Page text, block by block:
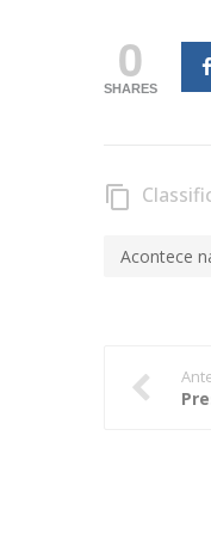
0
SHARES
content_copy
Acontece